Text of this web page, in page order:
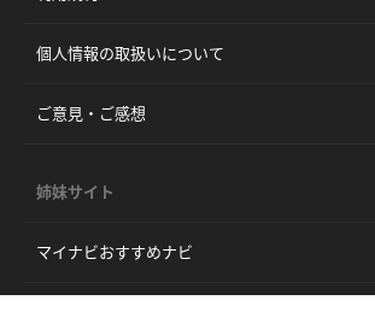
個人情報の取扱いについて
ご意見・ご感想
姉妹サイト
マイナビおすすめナビ